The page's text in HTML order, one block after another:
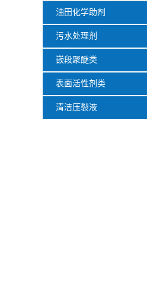
油田化学助剂
污水处理剂
嵌段聚醚类
表面活性剂类
清洁压裂液